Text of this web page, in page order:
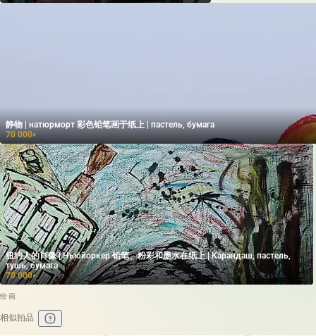
静物 | натюрморт 彩色铅笔画于纸上 | пастель, бумага
70 000₽
纽约人的肖像 | Ньюйоркер 铅笔、粉彩和墨水在纸上 | Карандаш, пастель,
тушь, бумага
70 000₽
绘画
相似拍品